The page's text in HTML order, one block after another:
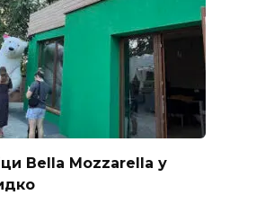
Bella Mozzarella у